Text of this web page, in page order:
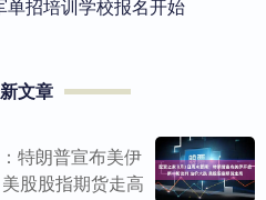
招培训学校报名开始
文章
特朗普宣布美伊
股股指期货走高